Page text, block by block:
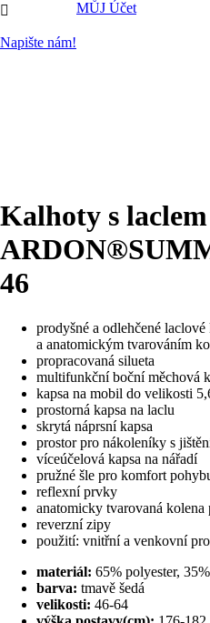

Napište nám!
MŮJ Účet
Kalhoty s laclem
46
prodyšné a odlehčené
a anatomickým tvarováním
propracovaná silueta
multifunkční boční měchová
kapsa na mobil do velikosti
prostorná kapsa na laclu
skrytá náprsní kapsa
prostor pro nákoleníky s
víceúčelová kapsa na nářadí
pružné šle pro komfort
reflexní prvky
anatomicky tvarovaná
reverzní zipy
použití: vnitřní a venkovní
materiál: 65% polyester,
barva: tmavě šedá
velikosti: 46-64